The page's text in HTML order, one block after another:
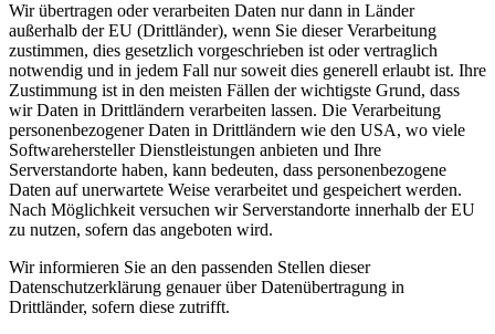
Wir übertragen oder verarbeiten Daten nur dann in Länder
außerhalb der EU (Drittländer), wenn Sie dieser Verarbeitung
zustimmen, dies gesetzlich vorgeschrieben ist oder vertraglich
notwendig und in jedem Fall nur soweit dies generell erlaubt ist. Ihre
Zustimmung ist in den meisten Fällen der wichtigste Grund, dass
wir Daten in Drittländern verarbeiten lassen. Die Verarbeitung
personenbezogener Daten in Drittländern wie den USA, wo viele
Softwarehersteller Dienstleistungen anbieten und Ihre
Serverstandorte haben, kann bedeuten, dass personenbezogene
Daten auf unerwartete Weise verarbeitet und gespeichert werden.
Nach Möglichkeit versuchen wir Serverstandorte innerhalb der EU
zu nutzen, sofern das angeboten wird.
Wir informieren Sie an den passenden Stellen dieser
Datenschutzerklärung genauer über Datenübertragung in
Drittländer, sofern diese zutrifft.